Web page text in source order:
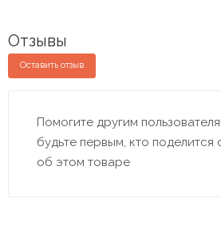
Отзывы
Оставить отзыв
Помогите другим
будьте первым, кто
об этом товаре